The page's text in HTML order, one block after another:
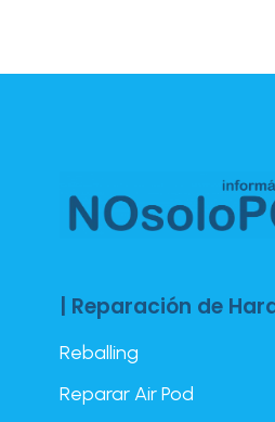
| Reparación de
Reballing
Reparar Air Pod